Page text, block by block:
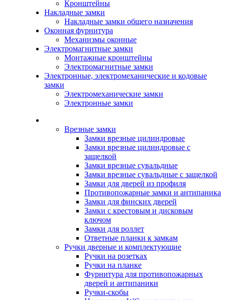
Кронштейны
Накладные замки
Накладные замки общего назначения
Оконная фурнитура
Механизмы оконные
Электромагнитные замки
Монтажные кронштейны
Электромагнитные замки
Электронные, электромеханические и кодовые
замки
Электромеханические замки
Электронные замки
Врезные замки
Замки врезные цилиндровые
Замки врезные цилиндровые с
защелкой
Замки врезные сувальдные
Замки врезные сувальдные с защелкой
Замки для дверей из профиля
Противопожарные замки и антипаника
Замки для финских дверей
Замки с крестовым и дисковым
ключом
Замки для роллет
Ответные планки к замкам
Ручки дверные и комплектующие
Ручки на розетках
Ручки на планке
Фурнитура для противопожарных
дверей и антипаники
Ручки-скобы